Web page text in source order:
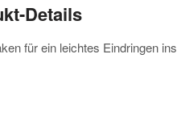
Details
für ein leichtes Eindringen ins